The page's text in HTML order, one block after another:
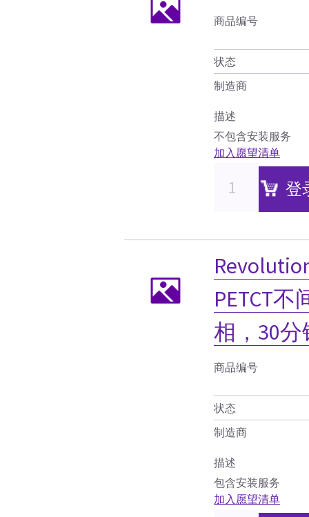
商品编号
状态
制造商
描述
不包含安装服务
加入愿望清单
登
PETCT不
相，30分
商品编号
状态
制造商
描述
包含安装服务
加入愿望清单